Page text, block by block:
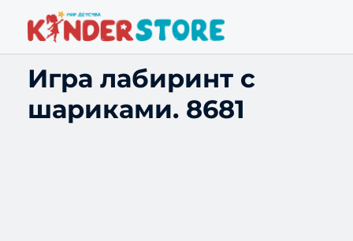
Игра лабиринт с
шариками. 8681